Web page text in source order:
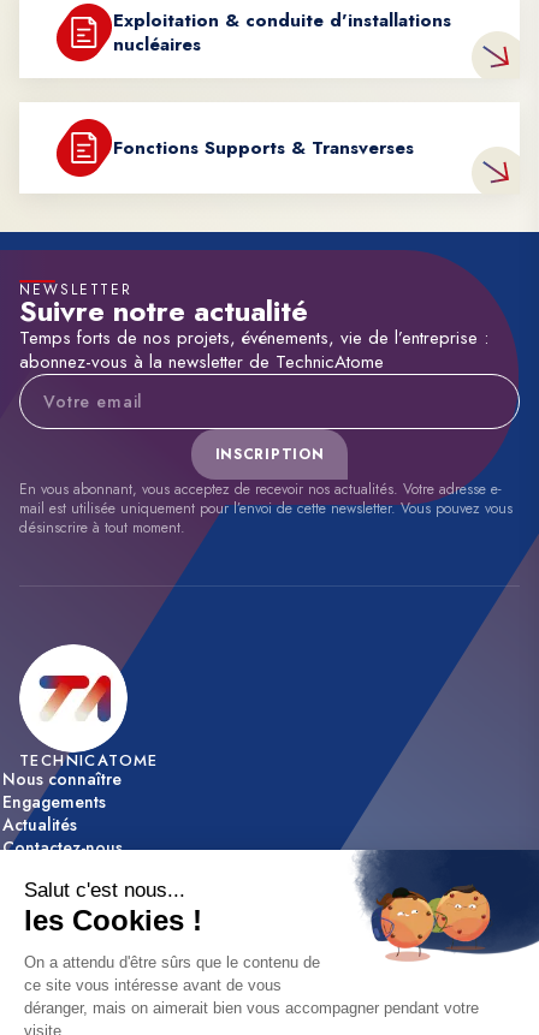
Exploitation & conduite d'installations
nucléaires
Fonctions Supports & Transverses
NEWSLETTER
Suivre notre actualité
Temps forts de nos projets, événements, vie de l’entreprise :
abonnez-vous à la newsletter de TechnicAtome
Adresse e-mail
INSCRIPTION
En vous abonnant, vous acceptez de recevoir nos actualités. Votre adresse e-
mail est utilisée uniquement pour l’envoi de cette newsletter. Vous pouvez vous
désinscrire à tout moment.
TECHNICATOME
Nous connaître
Engagements
Actualités
Contactez-nous
Expertise & innovation
Réalisations
NOUS REJOINDRE
Nos métiers
Etapes de recrutement / FAQ